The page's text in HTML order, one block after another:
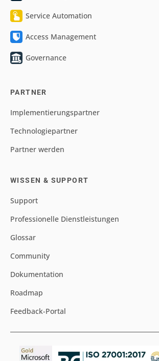
Service Automation
Access Management
Governance
PARTNER
Implementierungspartner
Technologiepartner
Partner werden
WISSEN & SUPPORT
Support
Professionelle Dienstleistungen
Glossar
Community
Dokumentation
Roadmap
Feedback-Portal